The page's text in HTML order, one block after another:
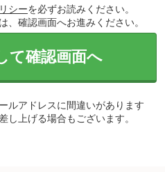
シーを必ずお読みください。
、確認画面へお進みください。
て確認画面へ
ルアドレスに間違いがあります
し上げる場合もございます。